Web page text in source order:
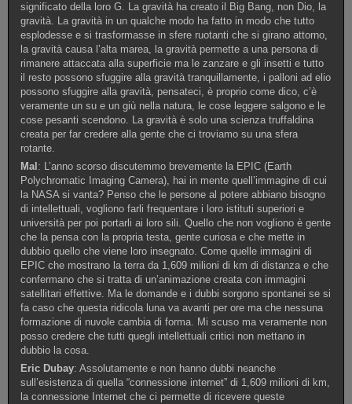
significato della loro G. La gravità ha creato il Big Bang, non Dio, la
gravità. La gravità in un qualche modo ha fatto in modo che tutto
esplodesse e si trasformasse in sfere ruotanti che si girano attorno,
la gravità causa l’alta marea, la gravità permette a una persona di
rimanere attaccata alla superficie ma le zanzare e gli insetti e tutto
il resto possono sfuggire alla gravità tranquillamente, i palloni ad elio
possono sfuggire alla gravità, pensateci, è proprio come dico, c’è
veramente un su e un giù nella natura, le cose leggere salgono e le
cose pesanti scendono. La gravità è solo una scienza truffaldina
creata per far credere alla gente che ci troviamo su una sfera
rotante.
Mal : L’anno scorso discutemmo brevemente la EPIC (Earth
Polychromatic Imaging Camera), hai in mente quell’immagine di cui
la NASA si vanta? Penso che le persone al potere abbiano bisogno
di intellettuali, vogliono farli frequentare i loro istituti superiori e
università per poi portarli ai loro sili. Quello che non vogliono è gente
che la pensa con la propria testa, gente curiosa e che mette in
dubbio quello che viene loro insegnato. Come quelle immagini di
EPIC che mostrano la terra da 1,609 milioni di km di distanza e che
confermano che si tratta di un’animazione creata con immagini
satellitari effettive. Ma le domande e i dubbi sorgono spontanei se si
fa caso che questa ridicola luna va avanti per ore ma che nessuna
formazione di nuvole cambia di forma. Mi scuso ma veramente non
posso credere che tutti quegli intellettuali critici non mettano in
dubbio la cosa.
Eric Dubay: Assolutamente e non hanno dubbi neanche
sull’esistenza di quella “connessione internet” di 1,609 milioni di km,
la connessione Internet che ci permette di ricevere queste